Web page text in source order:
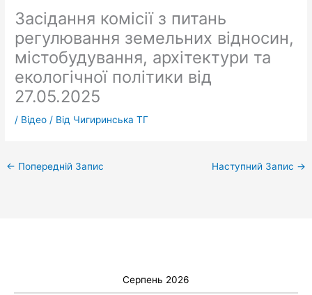
Засідання комісії з питань
регулювання земельних відносин,
містобудування, архітектури та
екологічної політики від
27.05.2025
/ Відео / Від Чигиринська ТГ
← Попередній Запис Наступний Запис →
Серпень 2026